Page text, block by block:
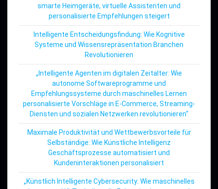
smarte Heimgeräte, virtuelle Assistenten und
personalisierte Empfehlungen steigert
Intelligente Entscheidungsfindung: Wie Kognitive
Systeme und Wissensrepräsentation Branchen
Revolutionieren
„Intelligente Agenten im digitalen Zeitalter: Wie
autonome Softwareprogramme und
Empfehlungssysteme durch maschinelles Lernen
personalisierte Vorschläge in E-Commerce, Streaming-
Diensten und sozialen Netzwerken revolutionieren“
Maximale Produktivität und Wettbewerbsvorteile für
Selbständige: Wie Künstliche Intelligenz
Geschäftsprozesse automatisiert und
Kundeninteraktionen personalisiert
„Künstlich Intelligente Cybersecurity: Wie maschinelles